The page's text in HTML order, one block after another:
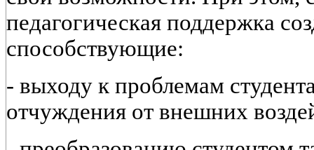
педагогическая поддержка
способствующие:
- выходу к проблемам
отчуждения от внешних